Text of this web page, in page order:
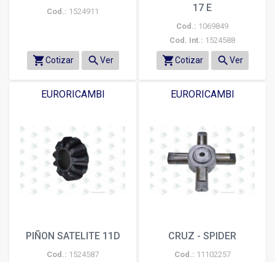
Cod.: 1524911
shopping_cartCotizar search Ver
17 E
Cod.: 1069849
Cod. Int.: 1524588
shopping_cartCotizar search Ver
EURORICAMBI
PIÑON SATELITE 11D
Cod.: 1524587
EURORICAMBI
CRUZ - SPIDER
Cod.: 11102257